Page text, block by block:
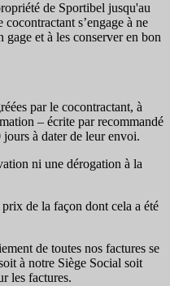
de Sportibel jusqu'au
s’engage à ne
gage et à les conserver en bon
par le cocontractant, à
– écrite par recommandé
à dater de leur envoi.
ni une dérogation à la
de la façon dont cela a été
de toutes nos factures se
à notre Siège Social soit
les factures.